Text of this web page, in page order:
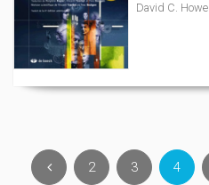
David C. Howell
2 3 4